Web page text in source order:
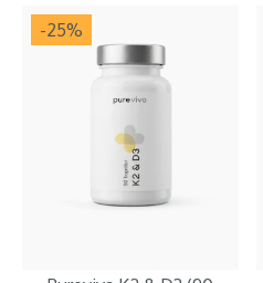
-25%